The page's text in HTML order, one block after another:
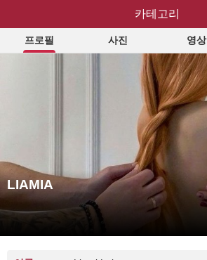
LIAMIA
프로필 사진 영상
LIAMIA
카테고리